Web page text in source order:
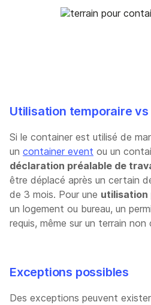
Utilisation temporaire
Si le container est utilisé de
un container event ou un
déclaration préalable de
être déplacé après un certain
de 3 mois. Pour une utilisation
un logement ou bureau, un
requis, même sur un terrain
Exceptions possibles
Des exceptions peuvent